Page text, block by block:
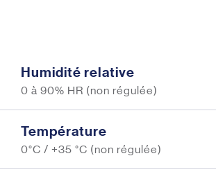
Humidité relative
0 à 90% HR (non régulée)
Température
0°C / +35 °C (non régulée)